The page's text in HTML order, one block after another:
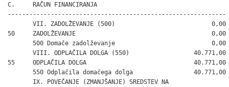
C.     RAČUN FINANCIRANJA
-------------------------------------------------------------
       VII. ZADOLŽEVANJE (500)                           0,00
50     ZADOLŽEVANJE                                      0,00
       500 Domače zadolževanje                           0,00
       VIII. ODPLAČILA DOLGA (550)                  40.771,00
55     ODPLAČILA DOLGA                              40.771,00
       550 Odplačila domačega dolga                 40.771,00
       IX. POVEČANJE (ZMANJŠANJE) SREDSTEV NA